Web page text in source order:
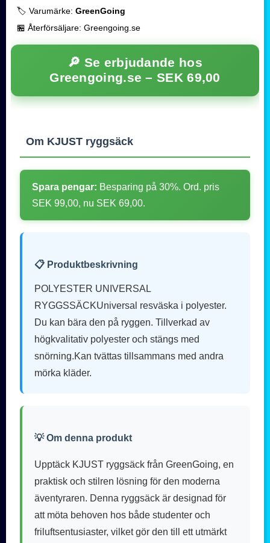
🏷️ Varumärke: GreenGoing
🏪 Återförsäljare: Greengoing.se
🔎 Se erbjudande hos
Greengoing.se –SEK 69,00
Om KJUST ryggsäck
Spara pengar: Besparing på 30%. Ord. pris
SEK 99,00, nu SEK 69,00.
📋 Produktbeskrivning
POLYESTER UNIVERSAL
RYGGSSÄCKUniversal resväska i polyester.
Du kan bära den på ryggen. Tillverkad av
högkvalitativ polyester och stängs med
snörning.Kan tvättas tillsammans med andra
mörka kläder.
💡 Om denna produkt
Upptäck KJUST ryggsäck från GreenGoing, en
praktisk och stilren lösning för den moderna
äventyraren. Denna ryggsäck är designad för
att möta behoven hos både studenter och
friluftsentusiaster, vilket gör den till ett utmärkt